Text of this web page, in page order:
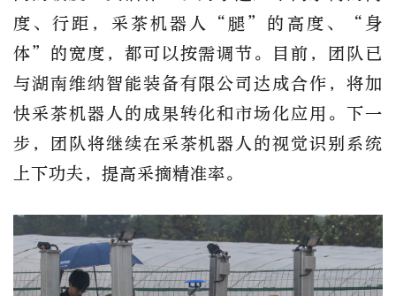
度、行距，采茶机器人“腿”的高度、“身
体”的宽度，都可以按需调节。目前，团队已
与湖南维纳智能装备有限公司达成合作，将加
快采茶机器人的成果转化和市场化应用。下一
步，团队将继续在采茶机器人的视觉识别系统
上下功夫，提高采摘精准率。